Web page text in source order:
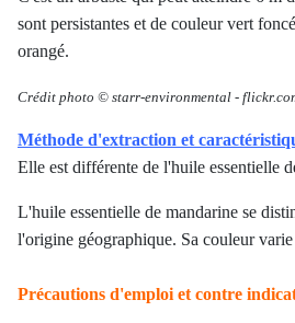
sont persistantes et de couleur vert
orangé.
Crédit photo © starr-environmental -
Méthode d'extraction et
Elle est différente de l'huile essentielle
L'huile essentielle de mandarine se
l'origine géographique. Sa couleur
Précautions d'emploi et contre